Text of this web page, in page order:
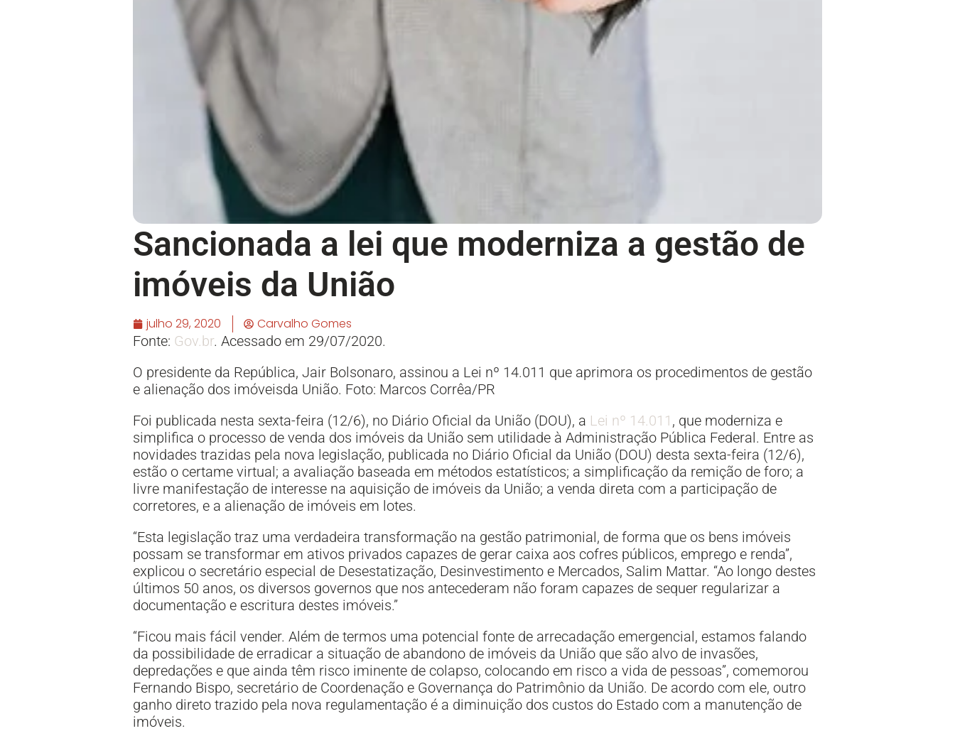
Sancionada a lei que moderniza a gestão de
imóveis da União
julho 29, 2020 Carvalho Gomes
Fonte: Gov.br. Acessado em 29/07/2020.
O presidente da República, Jair Bolsonaro, assinou a Lei nº 14.011 que aprimora os procedimentos de gestão
e alienação dos imóveisda União. Foto: Marcos Corrêa/PR
Foi publicada nesta sexta-feira (12/6), no Diário Oficial da União (DOU), a Lei nº 14.011 , que moderniza e
simplifica o processo de venda dos imóveis da União sem utilidade à Administração Pública Federal. Entre as
novidades trazidas pela nova legislação, publicada no Diário Oficial da União (DOU) desta sexta-feira (12/6),
estão o certame virtual; a avaliação baseada em métodos estatísticos; a simplificação da remição de foro; a
livre manifestação de interesse na aquisição de imóveis da União; a venda direta com a participação de
corretores, e a alienação de imóveis em lotes.
“Esta legislação traz uma verdadeira transformação na gestão patrimonial, de forma que os bens imóveis
possam se transformar em ativos privados capazes de gerar caixa aos cofres públicos, emprego e renda”,
explicou o secretário especial de Desestatização, Desinvestimento e Mercados, Salim Mattar. “Ao longo destes
últimos 50 anos, os diversos governos que nos antecederam não foram capazes de sequer regularizar a
documentação e escritura destes imóveis.”
“Ficou mais fácil vender. Além de termos uma potencial fonte de arrecadação emergencial, estamos falando
da possibilidade de erradicar a situação de abandono de imóveis da União que são alvo de invasões,
depredações e que ainda têm risco iminente de colapso, colocando em risco a vida de pessoas”, comemorou
Fernando Bispo, secretário de Coordenação e Governança do Patrimônio da União. De acordo com ele, outro
ganho direto trazido pela nova regulamentação é a diminuição dos custos do Estado com a manutenção de
imóveis.